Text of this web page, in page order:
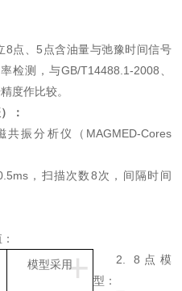
8点、5点含油量与弛豫时间信号
检测，与GB/T14488.1-2008、
度作比较。
：
共振分析仪（MAGMED-Cores
，扫描次数8次，间隔时间
+
模型采用
2. 8点模
型：